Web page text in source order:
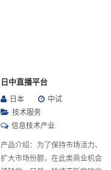
日中直播平台
日本
中试
技术服务
信息技术产业
产品介绍：为了保持市场活力、
扩大市场份额，在此类商业机会